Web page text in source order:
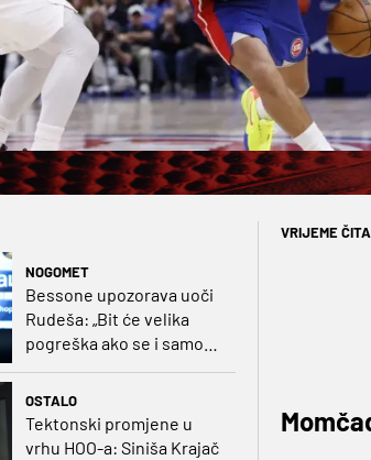
NOGOMET
Bessone upozorava uoči
Rudeša: „Bit će velika
pogreška ako se i samo
OSTALO
Tektonski promjene u
vrhu HOO-a: Siniša Krajač
VRIJEME